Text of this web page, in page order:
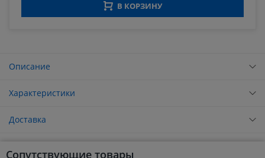
В КОРЗИНУ
Описание
Характеристики
Доставка
Сопутствующие товары